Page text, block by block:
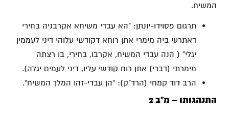
המשיח.
תרגום פסוידו-יונתן: "הא עבדי משיחא אקרבניה בחירי
דאתרעי ביה מימרי אתן רוחא דקודשי עלוהי דיני לעממין
יגלי" ( הנה עבדי המשיח, אקרבו, בחירי, בו רצתה
מימרתי (דברי) אתן רוח קודשי עליו, דיני לעמים יגלה).
הרב דוד קמחי (הרד"ק): "הן עבדי-זהו המלך המשיח".
התנהגותו – מ"ב 2